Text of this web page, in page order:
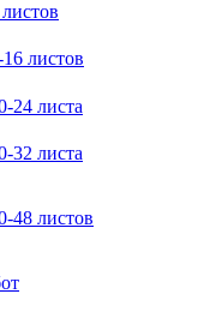
листов
24 листа
32 листа
48 листов